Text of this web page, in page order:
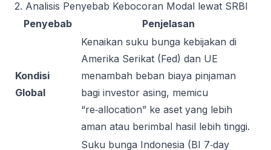
2. Analisis Penyebab Kebocoran Modal lewat SRBI
Penyebab
Penjelasan
Kondisi
Global
Kenaikan suku bunga kebijakan di
Amerika Serikat (Fed) dan UE
menambah beban biaya pinjaman
bagi investor asing, memicu
“re‑allocation” ke aset yang lebih
aman atau berimbal hasil lebih tinggi.
Suku bunga Indonesia (BI 7‑day